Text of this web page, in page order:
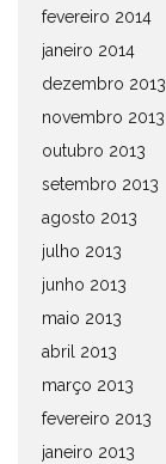
fevereiro 2014
janeiro 2014
dezembro 2013
novembro 2013
outubro 2013
setembro 2013
agosto 2013
julho 2013
junho 2013
maio 2013
abril 2013
março 2013
fevereiro 2013
janeiro 2013